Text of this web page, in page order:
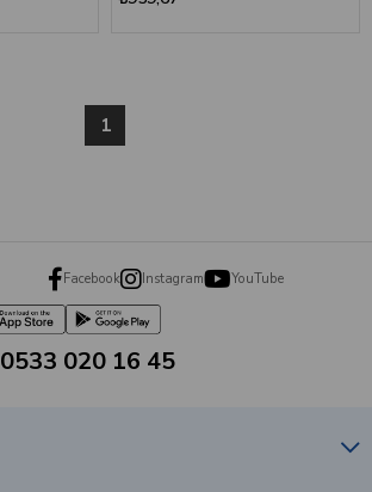
1
Facebook Instagram YouTube
0533 020 16 45